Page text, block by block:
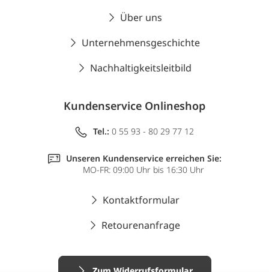
Über uns
Unternehmensgeschichte
Nachhaltigkeitsleitbild
Kundenservice Onlineshop
Tel.: 0 55 93 - 80 29 77 12
Unseren Kundenservice erreichen Sie:
MO-FR: 09:00 Uhr bis 16:30 Uhr
Kontaktformular
Retourenanfrage